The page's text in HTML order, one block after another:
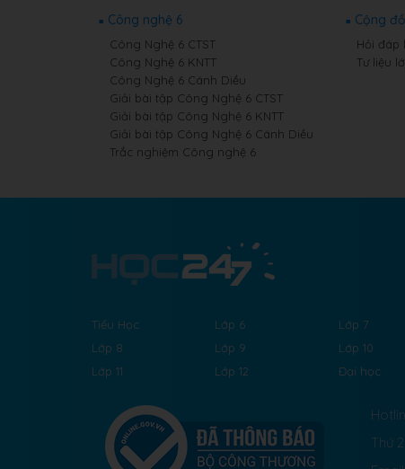
Công nghệ 6
Công Nghệ 6 CTST
Công Nghệ 6 KNTT
Công Nghệ 6 Cánh Diều
Giải bài tập Công Nghệ 6 CTST
Giải bài tập Công Nghệ 6 KNTT
Giải bài tập Công Nghệ 6 Cánh Diều
Trắc nghiệm Công nghệ 6
Cộng
Hỏi đáp
Tư liệu
Tiểu Học Lớp 6
Lớp 7
Lớp 8
Lớp 9
Lớp 10
Lớp 11
Lớp 12 Đại học
Thứ